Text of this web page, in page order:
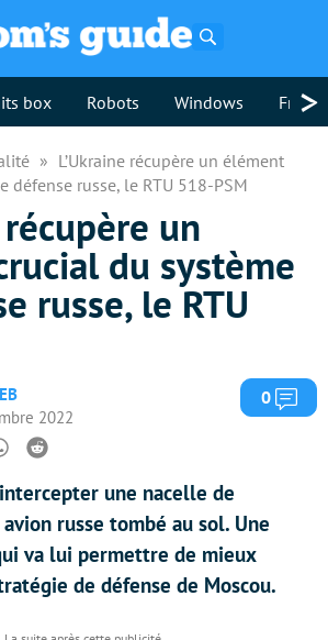
box Robots Windows >
L’Ukraine récupère un élément
défense russe, le RTU 518-PSM
récupère un
du système
russe, le RTU
2022
0
Reddit
une nacelle de
russe tombé au sol. Une
va lui permettre de mieux
de défense de Moscou.